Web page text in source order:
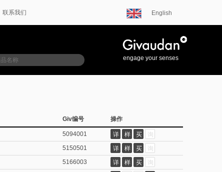
联系我们 English
engage your senses
Giv编号 操作
5094001 详 样 买
询
5150501 详 样 买
询
5166003 详 样 买
询